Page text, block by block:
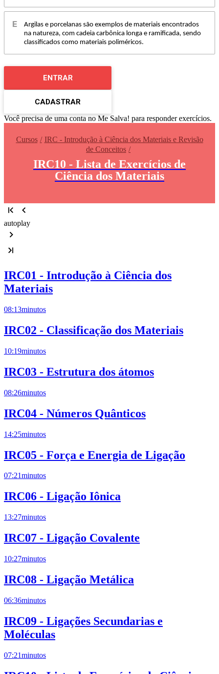
Argilas e porcelanas são exemplos de materiais encontrados
na natureza, com cadeia carbônica longa e ramificada, sendo
classificados como materiais poliméricos.
ENTRAR
CADASTRAR
Você precisa de uma conta no Me Salva! para responder exercícios.
Cursos
IRC - Introdução à Ciência dos Materiais e Revisão
de Conceitos
IRC10 - Lista de Exercícios de
Ciência dos Materiais
autoplay
IRC01 - Introdução à Ciência dos
Materiais
08:13minutos
IRC02 - Classificação dos Materiais
10:19minutos
IRC03 - Estrutura dos átomos
08:26minutos
IRC04 - Números Quânticos
14:25minutos
IRC05 - Força e Energia de Ligação
07:21minutos
IRC06 - Ligação Iônica
13:27minutos
IRC07 - Ligação Covalente
10:27minutos
IRC08 - Ligação Metálica
06:36minutos
IRC09 - Ligações Secundarias e
Moléculas
07:21minutos